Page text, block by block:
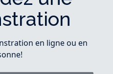
en ligne ou en